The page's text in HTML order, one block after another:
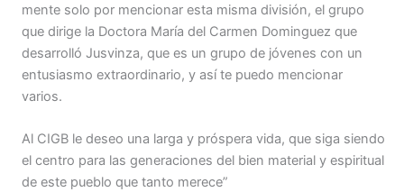
mente solo por mencionar esta misma división, el grupo
que dirige la Doctora María del Carmen Dominguez que
desarrolló Jusvinza, que es un grupo de jóvenes con un
entusiasmo extraordinario, y así te puedo mencionar
varios.
Al CIGB le deseo una larga y próspera vida, que siga siendo
el centro para las generaciones del bien material y espiritual
de este pueblo que tanto merece”